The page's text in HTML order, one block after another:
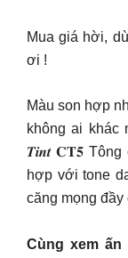
Mua giá hời,
ơi !
Màu son hợp
không ai khác
𝑻𝒊𝒏𝒕 𝐂𝐓𝟓
hợp với tone
căng mọng đầy
Cùng xem ấn